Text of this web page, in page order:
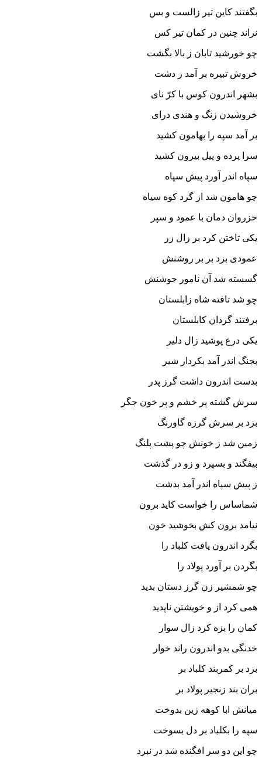
بگفتند کاین تیر زالست و بس
نراند چنین در کمان تیر کس‏
چو خورشید تابان ز بالا بگشت
خروش تبیره بر آمد ز دشت‏
بشهر اندرون کوس با کرّ ناى
خروشیدن زنگ و هندى دراى‏
بر آمد سپه را بهامون کشید
سرا پرده و پیل بیرون کشید
سپاه اندر آورد پیش سپاه
چو هامون شد از گرد کوه سیاه‏
خزروان دمان با عمود و سپر
یکى تاختن کرد بر زال زر
عمودى بزد بر بر روشنش
گسسته شد آن نامور جوشنش‏
چو شد تافته شاه زابلستان
برفتند گردان کابلستان‏
یکى درع پوشید زال دلیر
بجنگ اندر آمد بکردار شیر
بدست اندرون داشت گرز پدر
سرش گشته پر خشم و پر خون جگر
بزد بر سرش گرزه گاورنگ
زمین شد ز خونش چو پشت پلنگ‏
بیفگند و بسپرد و زو در گذشت
ز پیش سپاه اندر آمد بدشت‏
شماساس را خواست کاید برون
نیامد برون کش بخوشید خون‏
بگرد اندرون یافت کلباد را
بگردن بر آورد پولاد را
چو شمشیر زن گرز دستان بدید
همى کرد از و خویشتن ناپدید
کمان را بزه کرد زال سوار
خدنگى بدو اندرون راند خوار
بزد بر کمربند کلباد بر
بران بند زنجیر پولاد بر
میانش ابا کوهه زین بدوخت
سپه را بکلباد بر دل بسوخت‏
چو این دو سر افگنده شد در نبرد